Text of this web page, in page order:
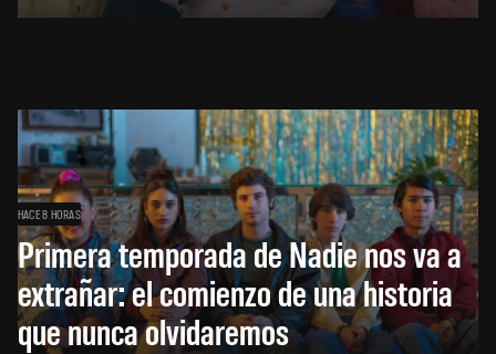
HACE 8 HORAS
Primera temporada de Nadie nos va a
extrañar: el comienzo de una historia
que nunca olvidaremos